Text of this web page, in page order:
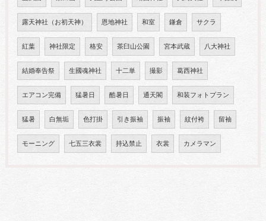
露天神社（お初天神） 恩地神社 和室 鎌倉 サクラ
紅葉 神社限定 格安 茶臼山公園 宮本武蔵 八大神社
結婚奉告祭 生國魂神社 十二単 撮影 葛西神社
エアコン完備 猛暑日 酷暑日 通天閣 和装フォトプラン
猛暑 白無垢 色打掛 引き振袖 振袖 紋付袴 留袖
モーニング 七五三衣裳 持込禁止 衣裳 カメラマン